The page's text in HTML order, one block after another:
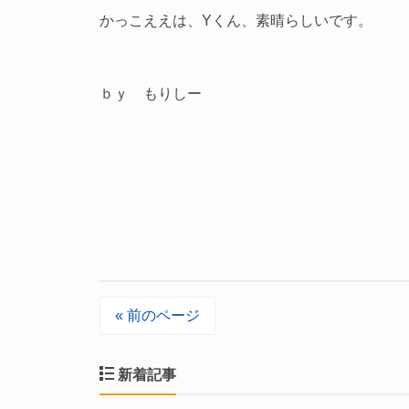
かっこええは、Yくん、素晴らしいです。
ｂｙ もりしー
« 前のページ
新着記事